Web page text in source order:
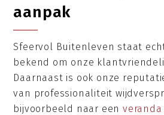
aanpak
Sfeervol Buitenleven staat
bekend om onze
Daarnaast is ook onze
van professionaliteit
bijvoorbeeld naar eenveranda